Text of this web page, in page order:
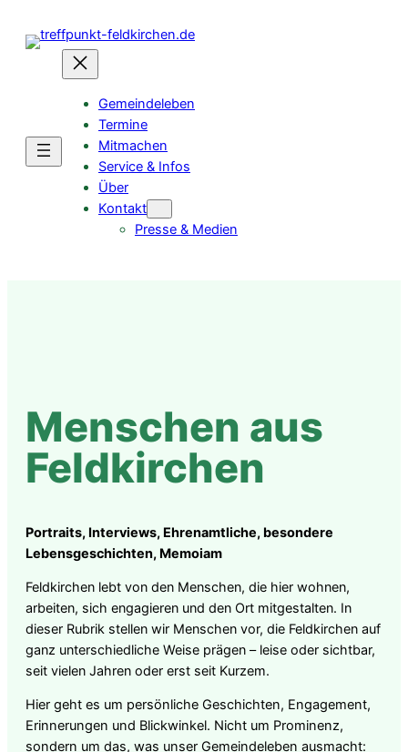
Gemeindeleben
Termine
Mitmachen
Service & Infos
Über
Kontakt
Presse & Medien
Menschen aus
Feldkirchen
Portraits, Interviews, Ehrenamtliche, besondere
Lebensgeschichten, Memoiam
Feldkirchen lebt von den Menschen, die hier wohnen,
arbeiten, sich engagieren und den Ort mitgestalten. In
dieser Rubrik stellen wir Menschen vor, die Feldkirchen auf
ganz unterschiedliche Weise prägen – leise oder sichtbar,
seit vielen Jahren oder erst seit Kurzem.
Hier geht es um persönliche Geschichten, Engagement,
Erinnerungen und Blickwinkel. Nicht um Prominenz,
sondern um das, was unser Gemeindeleben ausmacht: